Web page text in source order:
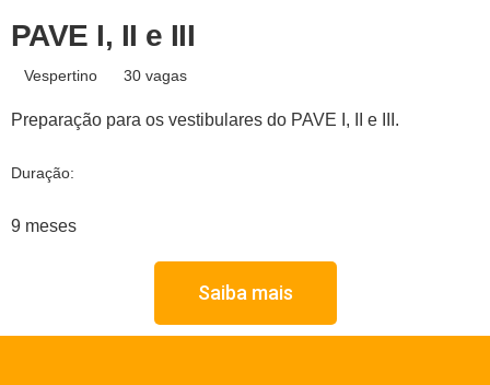
PAVE I, II e III
Vespertino 30 vagas
Preparação para os vestibulares do PAVE I, II e III.
Duração:
9 meses
Saiba mais